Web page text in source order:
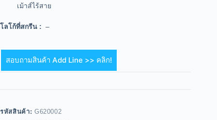
เม้าส์ไร้สาย
โลโก้ที่สกรีน : –
สอบถามสินค้า Add Line >> คลิก!
รหัสสินค้า: G620002